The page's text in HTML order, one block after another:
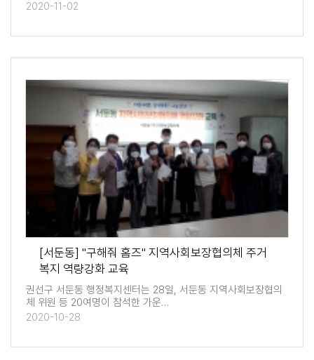
2020-11-02
[서둔동] "구해줘 홈즈" 지역사회보장협의체 주거
복지 역량강화 교육
권선구 서둔동 행정복지센터는 28일, 서둔동 지역사회보장협의
체 위원 등 20여명이 참석한 가운…
2020-10-28